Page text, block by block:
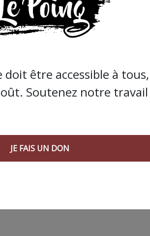
un autre militant de BDS le 11
avoir versé de la gouache rouge sur
de Montpellier avec la ville
doit être accessible à
nécessite du temps et de l’argent,
Pourvu que ça dure ! Ça
être accessible à
Soutenez notre
JE FAIS UN DON